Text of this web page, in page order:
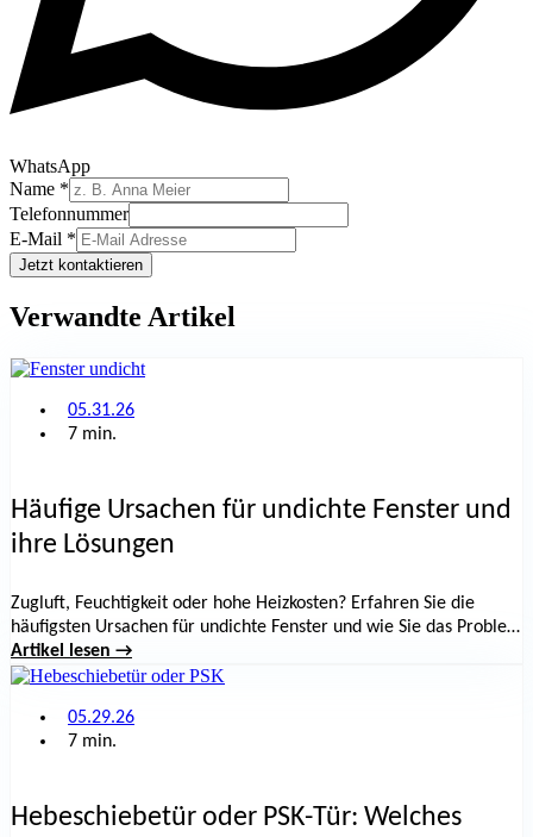
WhatsApp
Name
Telefonnummer
E-
Mail
Name *
Telefonnummer
E-Mail *
Jetzt kontaktieren
Verwandte Artikel
05.31.26
7 min.
Häufige Ursachen für undichte Fenster und
ihre Lösungen
Zugluft, Feuchtigkeit oder hohe Heizkosten? Erfahren Sie die
häufigsten Ursachen für undichte Fenster und wie Sie das Problem
dauerhaft lösen können.
Artikel lesen →
05.29.26
7 min.
Hebeschiebetür oder PSK-Tür: Welches